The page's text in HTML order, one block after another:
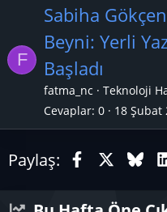
F
Sabiha
Beyni: Yerli
Başladı
fatma_nc
Teknoloji
Cevaplar 0 18 Şubat
Paylaş: Facebook
X